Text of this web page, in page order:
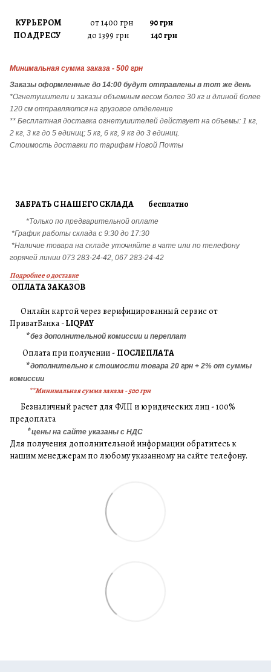
КУРЬЕРОМ от 1400 грн 90 грн
ПО АДРЕСУ до 1399 грн 140 грн
Минимальная сумма заказа - 500 грн
Заказы оформленные до 14:00 будут отправлены в тот же день
*Огнетушители и заказы объемным весом более 30 кг и длиной более
120 см отправляются на грузовое отделение
** Бесплатная доставка огнетушителей действует на объемы: 1 кг,
2 кг, 3 кг до 5 единиц; 5 кг, 6 кг, 9 кг до 3 единиц.
Стоимость доставки по тарифам Новой Почты
ЗАБРАТЬ С НАШЕГО СКЛАДА бесплатно
*Только по предварительной оплате
*График работы склада с 9:30 до 17:30
*Наличие товара на складе уточняйте в чате или по телефону
горячей линии 073 283-24-42, 067 283-24-42
Подробнее о доставке
ОПЛАТА ЗАКАЗОВ
Онлайн картой через верифицированный сервис от
ПриватБанка -LIQPAY
*без дополнительной комиссии и переплат
Оплата при получении - ПОСЛЕПЛАТА
*дополнительно к стоимости товара 20 грн + 2% от суммы
комиссии
**Минимальная сумма заказа - 500 грн
Безналичный расчет для ФЛП и юридических лиц - 100%
предоплата
*цены на сайте указаны с НДС
Для получения дополнительной информации обратитесь к
нашим менеджерам по любому указанному на сайте телефону.